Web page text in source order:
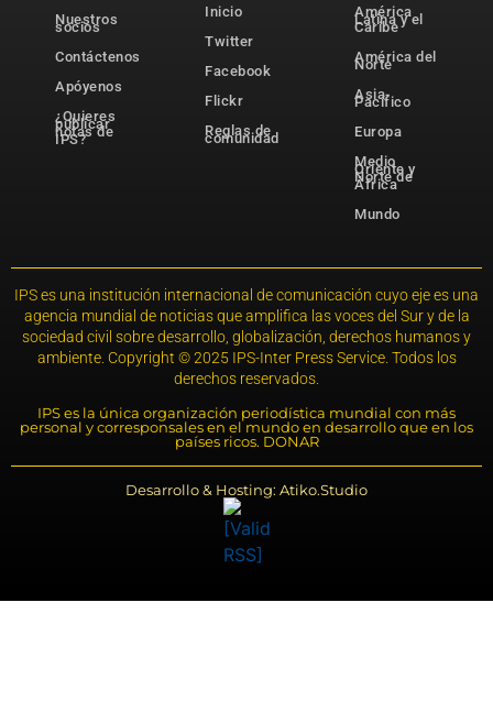
Nuestros
socios
Contáctenos
Apóyenos
¿Quieres
publicar
notas de
IPS?
Inicio
Twitter
Facebook
Flickr
Reglas de
comunidad
América
Latina y el
Caribe
América del
Norte
Asia-
Pacífico
Europa
Medio
Oriente y
Norte de
África
Mundo
IPS es una institución internacional de comunicación cuyo eje es una
agencia mundial de noticias que amplifica las voces del Sur y de la
sociedad civil sobre desarrollo, globalización, derechos humanos y
ambiente. Copyright © 2025 IPS-Inter Press Service. Todos los
derechos reservados.
IPS es la única organización periodística mundial con más
personal y corresponsales en el mundo en desarrollo que en los
países ricos. DONAR
Desarrollo & Hosting: Atiko.Studio